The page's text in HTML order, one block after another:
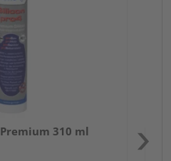
310 ml